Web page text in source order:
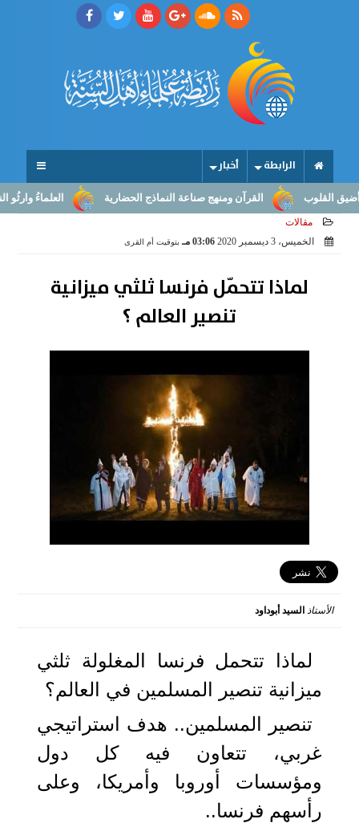
الرابطة أخبار
العلماءُ وارثُو النبوّة: القرآن ومنهج صناعة النماذج الحضارية
مقالات
الخميس، 3 ديسمبر 2020
03:06 مـ بتوقيت أم القرى
لماذا تتحمّل فرنسا ثلثي ميزانية
تنصير العالم ؟
الأستاذ السيد أبوداود
لماذا تتحمل فرنسا المغلولة ثلثي
ميزانية تنصير المسلمين في العالم؟
تنصير المسلمين.. هدف استراتيجي
غربي، تتعاون فيه كل دول
ومؤسسات أوروبا وأمريكا، وعلى
رأسهم فرنسا..